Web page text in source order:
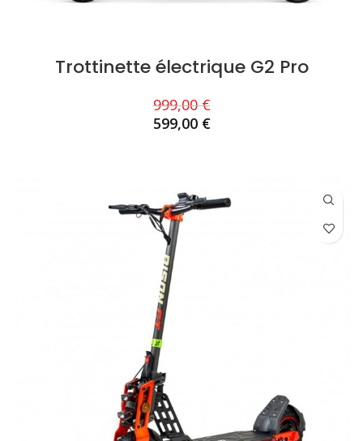
Trottinette électrique G2 Pro
999,00€
599,00 €